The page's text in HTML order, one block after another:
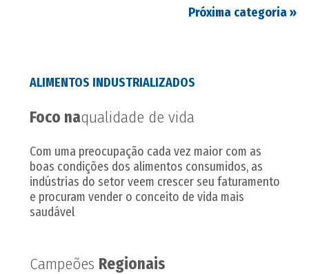
ALIMENTOS INDUSTRIALIZADOS
Foco naqualidade de vida
Com uma preocupação cada vez maior com as
boas condições dos alimentos consumidos, as
indústrias do setor veem crescer seu faturamento
e procuram vender o conceito de vida mais
saudável
Campeões Regionais
Próxima categoria»